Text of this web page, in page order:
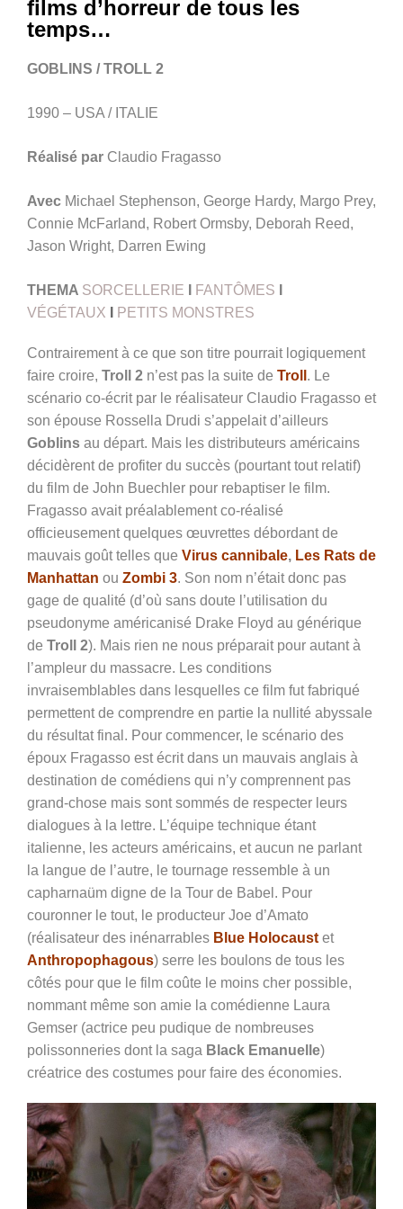
films d’horreur de tous les
temps…
GOBLINS / TROLL 2
1990 – USA / ITALIE
Réalisé par Claudio Fragasso
Avec Michael Stephenson, George Hardy, Margo Prey,
Connie McFarland, Robert Ormsby, Deborah Reed,
Jason Wright, Darren Ewing
THEMA SORCELLERIE FANTÔMES
VÉGÉTAUX
PETITS MONSTRES
Contrairement à ce que son titre pourrait logiquement
faire croire, Troll 2 n’est pas la suite de Troll . Le
scénario co-écrit par le réalisateur Claudio Fragasso et
son épouse Rossella Drudi s’appelait d’ailleurs
Goblins au départ. Mais les distributeurs américains
décidèrent de profiter du succès (pourtant tout relatif)
du film de John Buechler pour rebaptiser le film.
Fragasso avait préalablement co-réalisé
officieusement quelques œuvrettes débordant de
mauvais goût telles que Virus cannibale, Les Rats de
Manhattan ou Zombi 3. Son nom n’était donc pas
gage de qualité (d’où sans doute l’utilisation du
pseudonyme américanisé Drake Floyd au générique
de Troll 2). Mais rien ne nous préparait pour autant à
l’ampleur du massacre. Les conditions
invraisemblables dans lesquelles ce film fut fabriqué
permettent de comprendre en partie la nullité abyssale
du résultat final. Pour commencer, le scénario des
époux Fragasso est écrit dans un mauvais anglais à
destination de comédiens qui n’y comprennent pas
grand-chose mais sont sommés de respecter leurs
dialogues à la lettre. L’équipe technique étant
italienne, les acteurs américains, et aucun ne parlant
la langue de l’autre, le tournage ressemble à un
capharnaüm digne de la Tour de Babel. Pour
couronner le tout, le producteur Joe d’Amato
(réalisateur des inénarrables Blue Holocaust et
Anthropophagous) serre les boulons de tous les
côtés pour que le film coûte le moins cher possible,
nommant même son amie la comédienne Laura
Gemser (actrice peu pudique de nombreuses
polissonneries dont la saga Black Emanuelle)
créatrice des costumes pour faire des économies.